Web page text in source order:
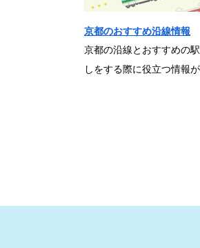
京都のおすすめ沿線情報
京都の沿線とおすすめの
しをする際に役立つ情報が